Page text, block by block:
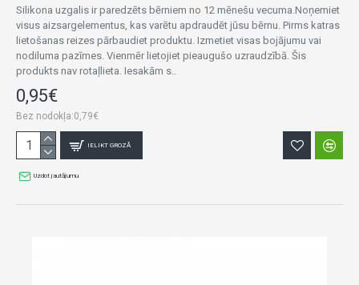
Silikona uzgalis ir paredzēts bērniem no 12 mēnešu vecuma.Noņemiet
visus aizsargelementus, kas varētu apdraudēt jūsu bērnu. Pirms katras
lietošanas reizes pārbaudiet produktu. Izmetiet visas bojājumu vai
nodiluma pazīmes. Vienmēr lietojiet pieaugušo uzraudzībā. Šis
produkts nav rotaļlieta. Iesakām s..
0,95€
Bez nodokļa:0,79€
IELIKT GROZĀ
Uzdot jautājumu